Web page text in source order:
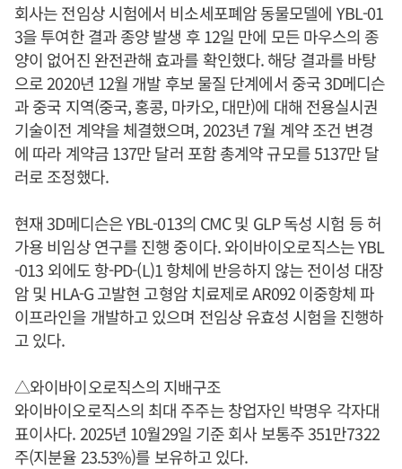
회사는 전임상 시험에서 비소세포폐암 동물모델에 YBL-01
3을 투여한 결과 종양 발생 후 12일 만에 모든 마우스의 종
양이 없어진 완전관해 효과를 확인했다. 해당 결과를 바탕
으로 2020년 12월 개발 후보 물질 단계에서 중국 3D메디슨
과 중국 지역(중국, 홍콩, 마카오, 대만)에 대해 전용실시권
기술이전 계약을 체결했으며, 2023년 7월 계약 조건 변경
에 따라 계약금 137만 달러 포함 총계약 규모를 5137만 달
러로 조정했다.
현재 3D메디슨은 YBL-013의 CMC 및 GLP 독성 시험 등 허
가용 비임상 연구를 진행 중이다. 와이바이오로직스는 YBL
-013 외에도 항-PD-(L)1 항체에 반응하지 않는 전이성 대장
암 및 HLA-G 고발현 고형암 치료제로 AR092 이중항체 파
이프라인을 개발하고 있으며 전임상 유효성 시험을 진행하
고 있다.
△와이바이오로직스의 지배구조
와이바이오로직스의 최대 주주는 창업자인 박명우 각자대
표이사다. 2025년 10월29일 기준 회사 보통주 351만7322
주(지분율 23.53%)를 보유하고 있다.